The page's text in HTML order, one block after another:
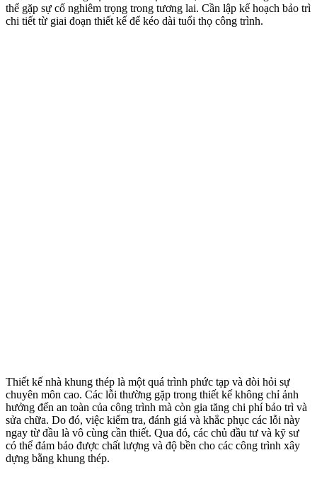
thể gặp sự cố nghiêm trọng trong tương lai. Cần lập kế hoạch bảo trì
chi tiết từ giai đoạn thiết kế để kéo dài tuổi thọ công trình.
Thiết kế nhà khung thép là một quá trình phức tạp và đòi hỏi sự
chuyên môn cao. Các lỗi thường gặp trong thiết kế không chỉ ảnh
hưởng đến an toàn của công trình mà còn gia tăng chi phí bảo trì và
sửa chữa. Do đó, việc kiểm tra, đánh giá và khắc phục các lỗi này
ngay từ đầu là vô cùng cần thiết. Qua đó, các chủ đầu tư và kỹ sư
có thể đảm bảo được chất lượng và độ bền cho các công trình xây
dựng bằng khung thép.